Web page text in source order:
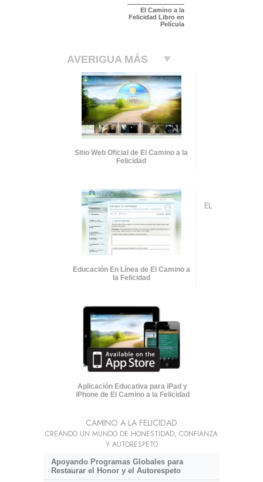
El Camino a la
Felicidad Libro en
Película
AVERIGUA MÁS
Sitio Web Oficial de El Camino a la
Felicidad
Educación En Línea de El Camino a
la Felicidad
Aplicación Educativa para iPad y
iPhone de El Camino a la Felicidad
EL
CAMINO A LA FELICIDAD
CREANDO UN MUNDO DE HONESTIDAD, CONFIANZA
Y AUTORESPETO
Apoyando Programas Globales para
Restaurar el Honor y el Autorespeto